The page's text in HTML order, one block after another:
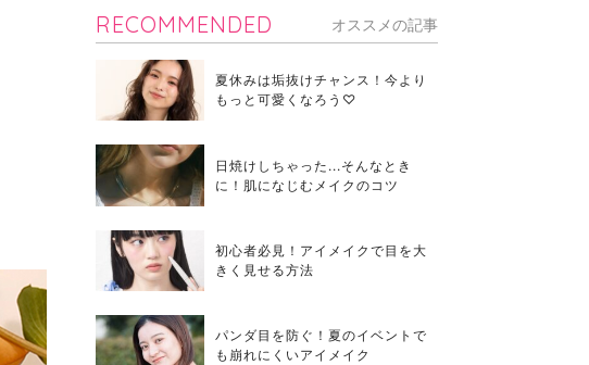
RECOMMENDED オススメの記事
夏休みは垢抜けチャンス！今より
もっと可愛くなろう♡
日焼けしちゃった...そんなとき
に！肌になじむメイクのコツ
初心者必見！アイメイクで目を大
きく見せる方法
パンダ目を防ぐ！夏のイベントで
も崩れにくいアイメイク